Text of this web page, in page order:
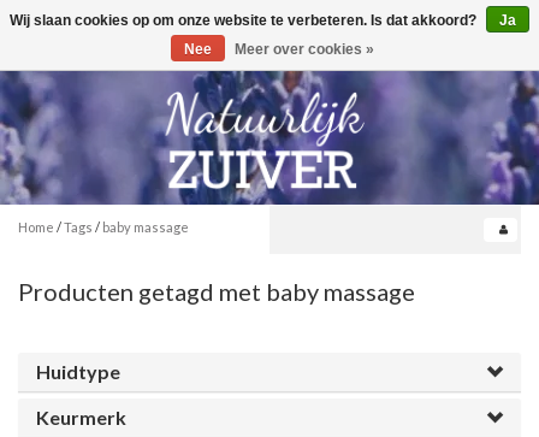
Toggle
0
Home /Tags / baby massage
Producten getagd met baby massage
Huidtype
Keurmerk
Wij slaan cookies op om onze website te verbeteren. Is dat akkoord?
Ja
Nee
Meer over cookies »